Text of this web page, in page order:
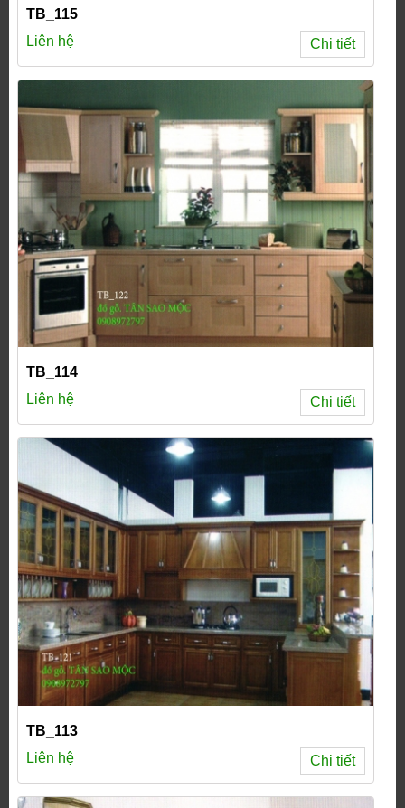
TB_115
Liên hệ
Chi tiết
TB_114
Liên hệ
Chi tiết
TB_113
Liên hệ
Chi tiết